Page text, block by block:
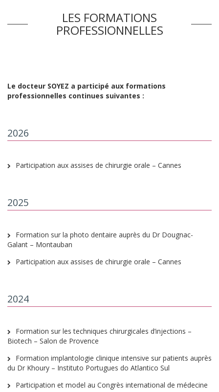
LES FORMATIONS
PROFESSIONNELLES
Le docteur SOYEZ a participé aux formations
professionnelles continues suivantes :
2026
Participation aux assises de chirurgie orale – Cannes
2025
Formation sur la photo dentaire auprès du Dr Dougnac-
Galant – Montauban
Participation aux assises de chirurgie orale – Cannes
2024
Formation sur les techniques chirurgicales d’injections –
Biotech – Salon de Provence
Formation implantologie clinique intensive sur patients auprès
du Dr Khoury – Instituto Portugues do Atlantico Sul
Participation et model au Congrès international de médecine